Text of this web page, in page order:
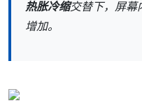
热胀冷缩交替下，屏幕
增加。